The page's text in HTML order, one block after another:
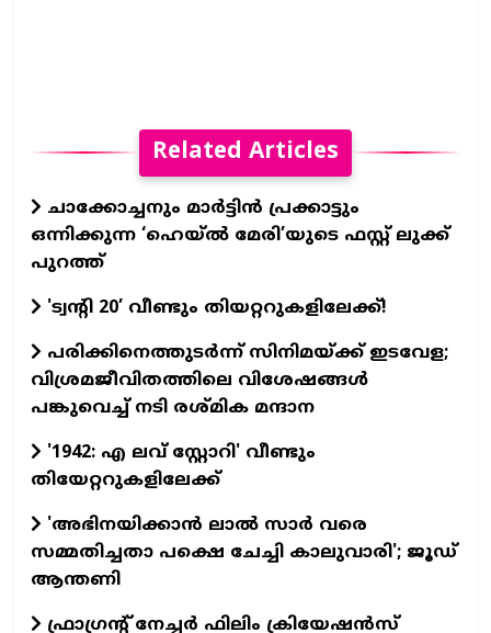
Related Articles
ചാക്കോച്ചനും മാർട്ടിൻ പ്രക്കാട്ടും
ഒന്നിക്കുന്ന ‘ഹെയ്ൽ മേരി’യുടെ ഫസ്റ്റ് ലുക്ക്
പുറത്ത്
'ട്വന്റി 20’ വീണ്ടും തിയറ്ററുകളിലേക്ക്!
പരിക്കിനെത്തുടർന്ന് സിനിമയ്ക്ക് ഇടവേള;
വിശ്രമജീവിതത്തിലെ വിശേഷങ്ങൾ
പങ്കുവെച്ച് നടി രശ്മിക മന്ദാന
'1942: എ ലവ് സ്റ്റോറി' വീണ്ടും
തിയേറ്ററുകളിലേക്ക്
'അഭിനയിക്കാന്‍ ലാല്‍ സാര്‍ വരെ
സമ്മതിച്ചതാ പക്ഷെ ചേച്ചി കാലുവാരി'; ജൂഡ്
ആന്തണി
ഫ്രാഗ്രന്റ് നേച്ചര്‍ ഫിലിം ക്രിയേഷന്‍സ്